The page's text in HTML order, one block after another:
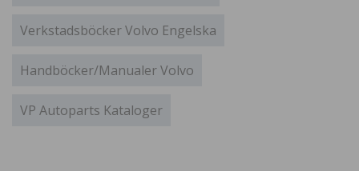
Verkstadsböcker Volvo Engelska
Handböcker/Manualer Volvo
VP Autoparts Kataloger